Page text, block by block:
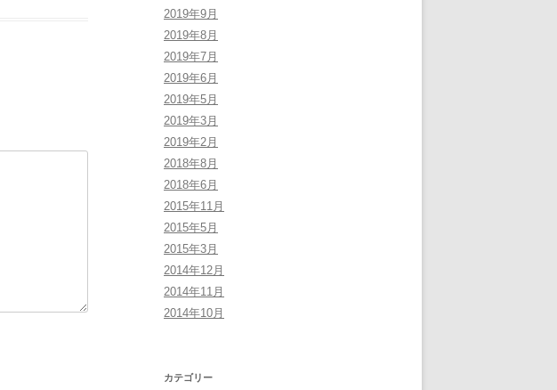
2019年9月
2019年8月
2019年7月
2019年6月
2019年5月
2019年3月
2019年2月
2018年8月
2018年6月
2015年11月
2015年5月
2015年3月
2014年12月
2014年11月
2014年10月
カテゴリー